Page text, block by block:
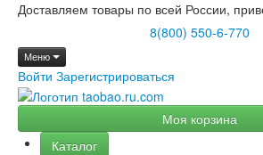
Доставляем товары по всей России,
8(800) 550-6-770
Меню
Войти Зарегистрироваться
Моя корзина
Каталог